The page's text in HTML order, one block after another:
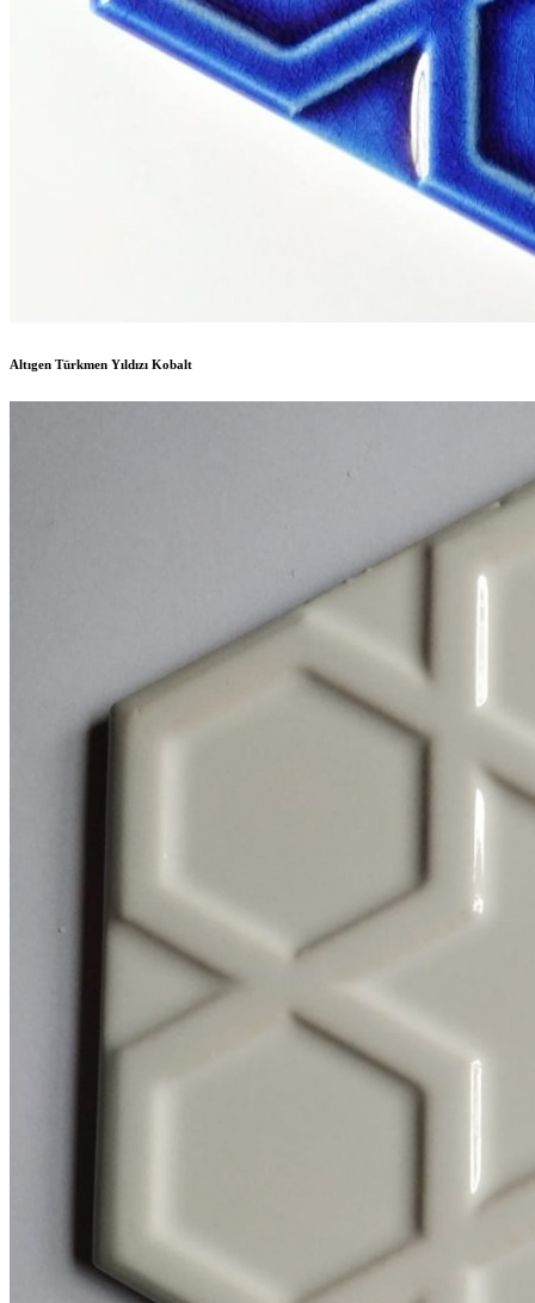
Altıgen Türkmen Yıldızı Kobalt